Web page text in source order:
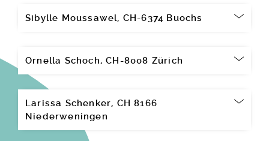
Sibylle Moussawel, CH-6374 Buochs
Ornella Schoch, CH-8008 Zürich
Larissa Schenker, CH 8166
Niederweningen